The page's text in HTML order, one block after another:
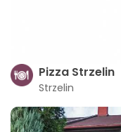
Pizza Strzelin
Strzelin